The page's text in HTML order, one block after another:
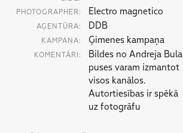
PHOTOGRAPHER: Electro magnetico
AĢENTŪRA: DDB
KAMPAŅA: Ģimenes kampaņa
KOMENTĀRI:
Bildes no Andreja Bula
puses varam izmantot
visos kanālos.
Autortiesības ir spēkā
uz fotogrāfu